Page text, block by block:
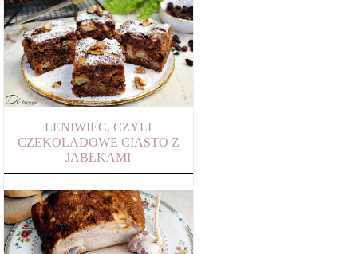
LENIWIEC, CZYLI
CZEKOLADOWE CIASTO Z
JABŁKAMI